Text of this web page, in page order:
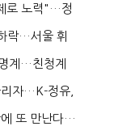
로 노력"…정
락…서울 휘
계…친청계
자…K-정유,
또 만난다…